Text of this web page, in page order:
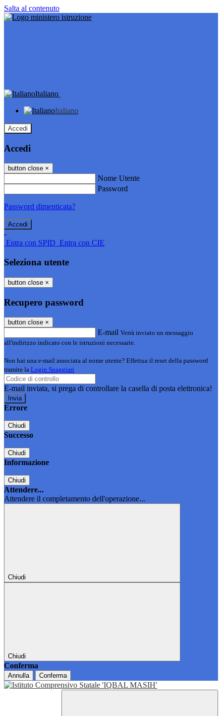
Salta al contenuto
Italiano
Italiano
Accedi
Accedi
button close ×
Nome Utente
Password
Password dimenticata?
-
Entra con SPID Entra con CIE
Seleziona utente
button close ×
Recupero password
button close ×
E-mail Verrà inviato un messaggio
all'indirizzo indicato con le istruzioni necessarie.
Non hai una e-mail associata al nome utente? Effettua il reset della password
tramite la Login Spaggiari
E-mail inviata, si prega di controllare la casella di posta elettronica!
Errore
Chiudi
Successo
Chiudi
Informazione
Chiudi
Attendere...
Attendere il completamento dell'operazione...
Chiudi
Chiudi
Conferma
Annulla Conferma